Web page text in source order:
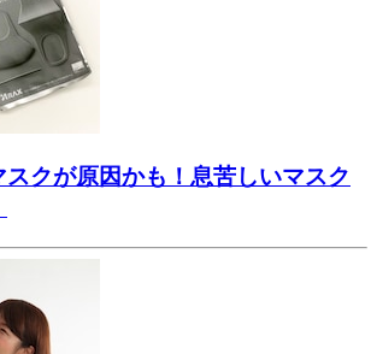
クが原因かも！息苦しいマスク